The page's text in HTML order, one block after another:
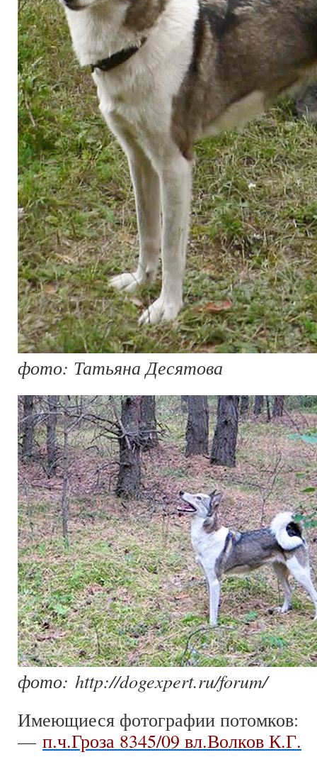
фото: Татьяна Десятова
фото: http://dogexpert.ru/forum/
Имеющиеся фотографии потомков:
— п.ч.Гроза 8345/09 вл.Волков К.Г.